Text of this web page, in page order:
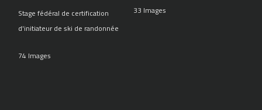
Stage fédéral de certification
d'initiateur de ski de randonnée
74 Images
33 Images